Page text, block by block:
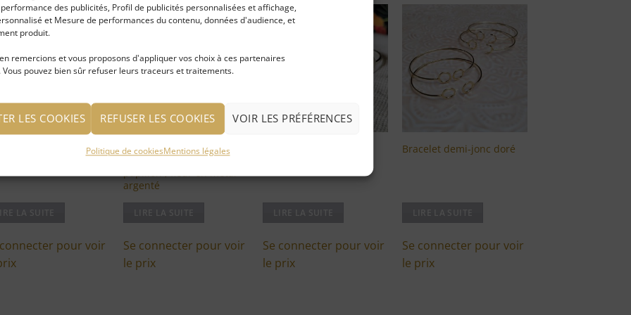
des publicités, Profil de publicités personnalisées et affichage,
et Mesure de performances du contenu, données d'audience, et
produit.
remercions et vous proposons d'appliquer vos choix à ces partenaires
Vous pouvez bien sûr refuser leurs traceurs et traitements.
LES COOKIES REFUSER LES COOKIES VOIR LES PRÉFÉRENCES
Politique de cookiesMentions légales
liste
d'envies
pour voir
à ma
liste
d'envies
Bracelet rigide arbre de
vie , infinity , spirale ,
papillon , fleur en métal
argenté
Se connecter pour voir
le prix
Se connecter pour voir
le prix
Ajouter
à ma
Bracelet demi-jonc doré
Se connecter pour voir
le prix